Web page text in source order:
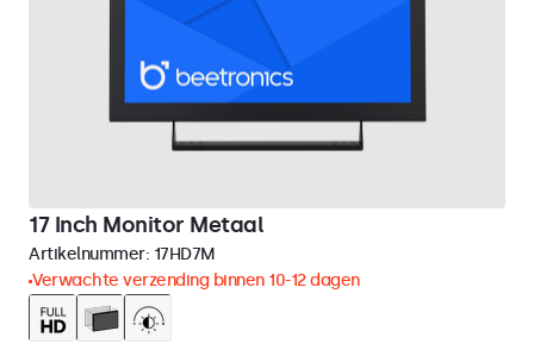
17 Inch Monitor Metaal
Artikelnummer: 17HD7M
Verwachte verzending binnen 10-12 dagen